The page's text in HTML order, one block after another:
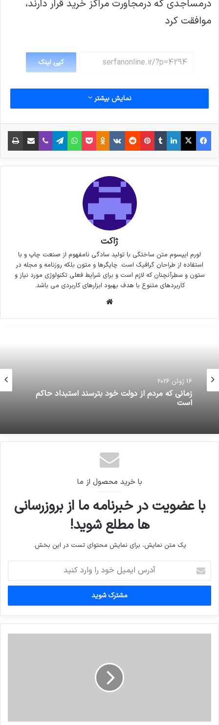
درمساجدی که درمجاورت مراکز خرید قرار دارند،
موافقت کرد
کپی لینک
نمایش بیشتر
فیس بوک X لینکدین
‫تامبلر‫پین‌ترست
‫رددیت‫VKontakte
‫Odnoklassniki
پاکتواتس آپ تلگراموایبر اشتراک گذاری از طریق ایمیل
ژاکت
لورم ایپسوم متن ساختگی با تولید سادگی نامفهوم از صنعت چاپ و با
استفاده از طراحان گرافیک است. چاپگرها و متون بلکه روزنامه و مجله در
ستون و سطرآنچنان که لازم است و برای شرایط فعلی تکنولوژی مورد نیاز و
کاربردهای متنوع با هدف بهبود ابزارهای کاربردی می باشد.
16 ژوئن 2026
زمانی که مردم از دولت خود بترسند استبداد حاکم
است
با خرید محصول از ما
با عضویت در خبرنامه ما از بروزرسانی
ها مطلع شوید!
یک متن نمایش، برای نمایش محتوای تست در این بخش.
ایمیل
خود
وارد
کنید